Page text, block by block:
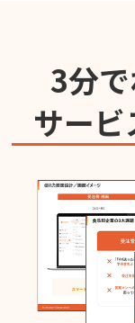
3分
サー